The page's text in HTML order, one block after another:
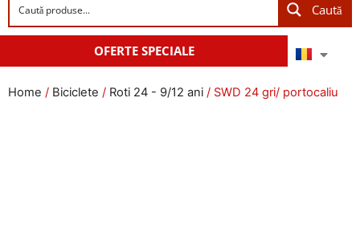
Caută
OFERTE SPECIALE
Home / Biciclete / Roti 24 - 9/12 ani / SWD 24 gri/ portocaliu